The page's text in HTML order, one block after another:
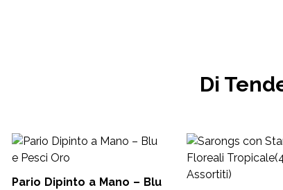
Di
Pario Dipinto a Mano – Blu